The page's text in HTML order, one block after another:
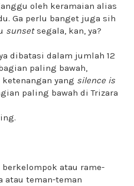
oleh keramaian alias
Ga perlu banget juga sih
sunsetsegala, kan, ya?
dibatasi dalam jumlah 12
paling bawah,
yang silence is
paling bawah di Trizara
atau rame-
atau teman-teman